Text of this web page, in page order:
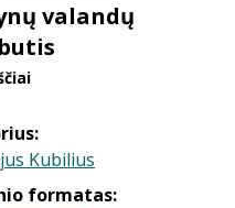
valandų
Kubilius
formatas: